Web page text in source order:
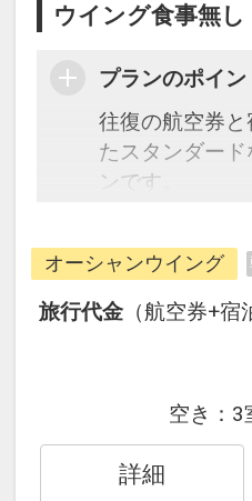
ウイング食事無し
プランのポイン
往復の航空券
たスタンダー
ンです。
できるダイナミ
ら、一都市滞在
にも最適！
旅行期間中の1
泊・飛び泊な
フライトは、
JALグループ
ル50%貯まりま
オプションで
オーシャンウイング
旅行代金 （航空券+
空き： 3
詳細